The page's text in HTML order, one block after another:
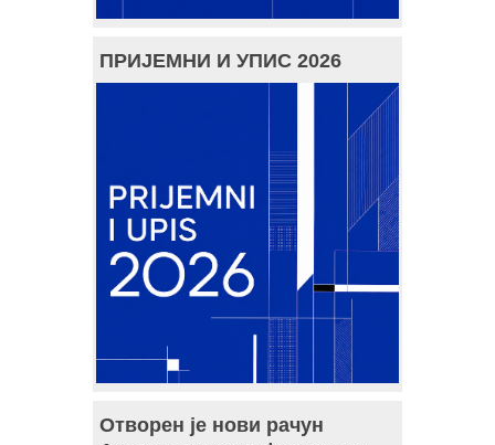
ПРИЈЕМНИ И УПИС 2026
Отворен је нови рачун